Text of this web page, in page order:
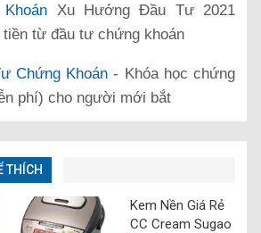
Xu Hướng Đầu Tư 2021
từ đầu tư chứng khoán
Chứng Khoán - Khóa học chứng
phí) cho người mới bắt
THÍCH
Kem Nền Giá Rẻ
CC Cream Sugao